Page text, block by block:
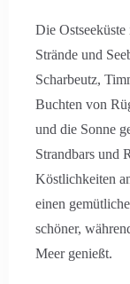
Die
Strände und
Scharbeutz,
Buchten von
und die Sonne
Strandbars und
Köstlichkeiten
einen
schöner,
Meer genießt.